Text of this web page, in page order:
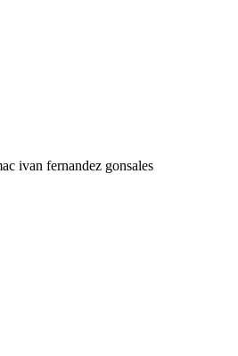
ivan fernandez gonsales